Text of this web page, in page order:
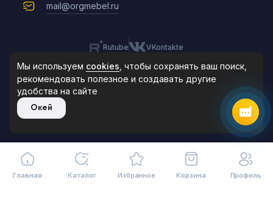
Главная Каталог Избранное Корзина Профиль
mail@orgmebel.ru
Rutube VKontakte
Продажа офисной мебели.
Все права защищены.
8 (495) 183-47-87
По будням с 09:30 до 18:30
Мы используем cookies , чтобы сохранять ваш поиск,
рекомендовать полезное и создавать другие
удобства на сайте
Окей